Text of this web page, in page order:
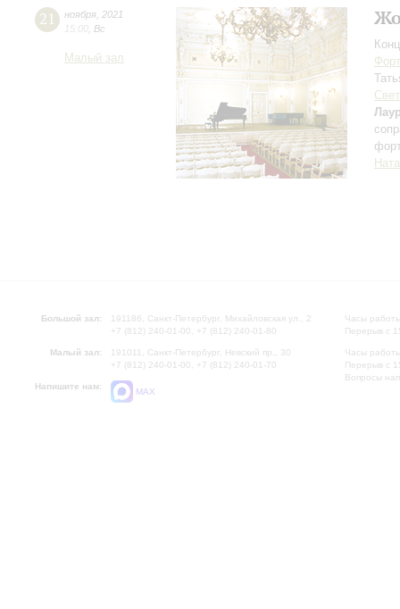
21 ноября 2021
15:00 Вс
Малый зал
Большой зал:
191186, Санкт-Петербург, Михайловская ул., 2
+7 (812) 240-01-00, +7 (812) 240-01-80
Малый зал:
191011, Санкт-Петербург, Невский пр., 30
+7 (812) 240-01-00, +7 (812) 240-01-70
Напишите нам:
MAX
Часы
Перерыв с
Часы
Перерыв с
Вопросы